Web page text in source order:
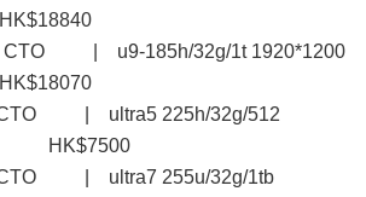
CTO | u9-185h/32g/1t 1920*1200
CTO | ultra5 225h/32g/512
HK$7500
CTO | ultra7 255u/32g/1tb